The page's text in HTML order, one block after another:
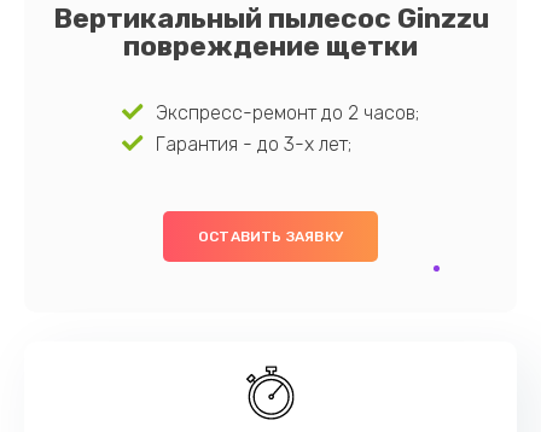
Вертикальный пылесос Ginzzu
повреждение щетки
Экспресс-ремонт до 2 часов;
Гарантия - до 3-х лет;
ОСТАВИТЬ ЗАЯВКУ